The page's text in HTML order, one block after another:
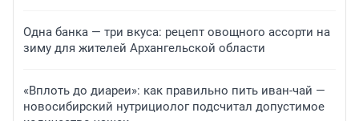
Одна банка — три вкуса: рецепт овощного ассорти на
зиму для жителей Архангельской области
«Вплоть до диареи»: как правильно пить иван-чай —
новосибирский нутрициолог подсчитал допустимое